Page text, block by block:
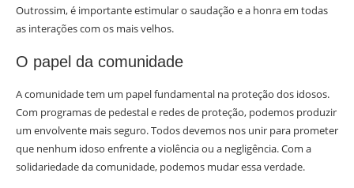
Outrossim, é importante estimular o saudação e a honra em todas
as interações com os mais velhos.
O papel da comunidade
A comunidade tem um papel fundamental na proteção dos idosos.
Com programas de pedestal e redes de proteção, podemos produzir
um envolvente mais seguro. Todos devemos nos unir para prometer
que nenhum idoso enfrente a violência ou a negligência. Com a
solidariedade da comunidade, podemos mudar essa verdade.